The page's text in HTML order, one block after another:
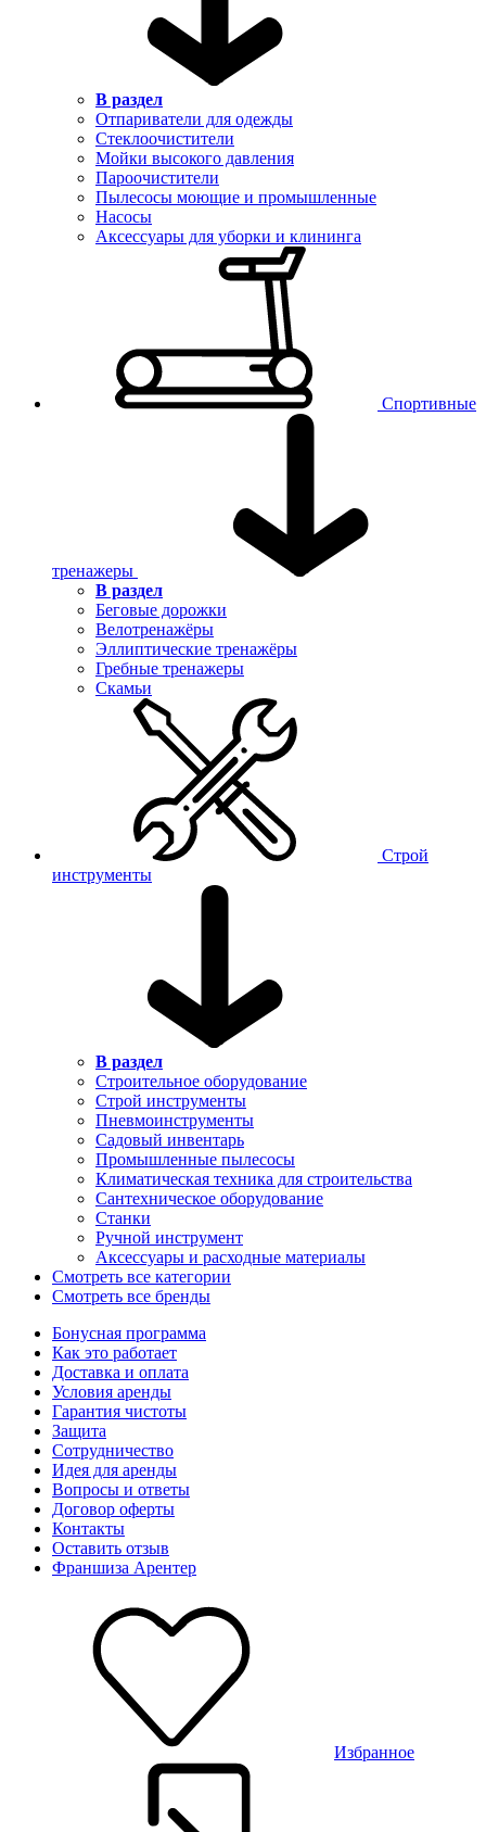
В раздел
Отпариватели для одежды
Стеклоочистители
Мойки высокого давления
Пароочистители
Пылесосы моющие и промышленные
Насосы
Аксессуары для уборки и клининга
Спортивные
тренажеры
В раздел
Беговые дорожки
Велотренажёры
Эллиптические тренажёры
Гребные тренажеры
Скамьи
Строй
инструменты
В раздел
Строительное оборудование
Строй инструменты
Пневмоинструменты
Садовый инвентарь
Промышленные пылесосы
Климатическая техника для строительства
Сантехническое оборудование
Станки
Ручной инструмент
Аксессуары и расходные материалы
Смотреть все категории
Смотреть все бренды
Бонусная программа
Как это работает
Доставка и оплата
Условия аренды
Гарантия чистоты
Защита
Сотрудничество
Идея для аренды
Вопросы и ответы
Договор оферты
Контакты
Оставить отзыв
Франшиза Арентер
Избранное